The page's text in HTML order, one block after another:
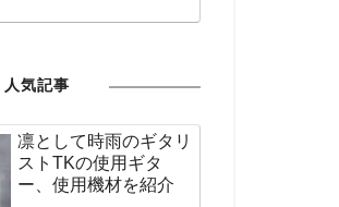
人気記事
凛として時雨のギタリ
ストTKの使用ギタ
ー、使用機材を紹介